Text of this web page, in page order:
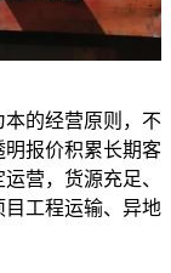
的经营原则，不
报价积累长期客
营，货源充足、
工程运输、异地